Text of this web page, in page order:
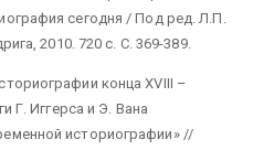
сегодня / Под ред. Л.П.
2010. 720 с. С. 369-389.
конца XVIII –
Г. Иггерса и Э. Вана
историографии» //